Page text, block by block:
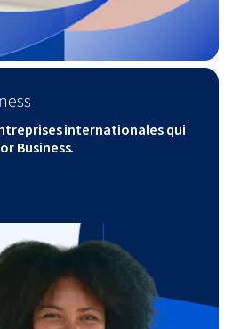
internationales qui
Business.